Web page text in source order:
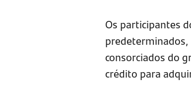
Os participantes
consorciados do
crédito para